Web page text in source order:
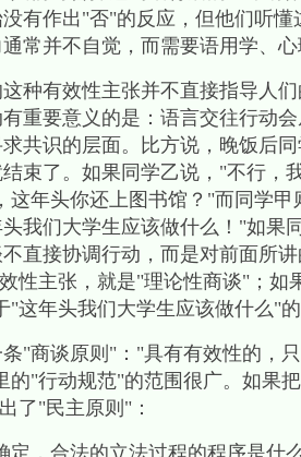
有作出"否"的反应，但他们听懂
常并不自觉，而需要语用学、
有效性主张并不直接指导人们
重要意义的是：语言交往行动
共识的层面。比方说，晚饭后
束了。如果同学乙说， "不行，
这年头你还上图书馆？ "而同学甲
我们大学生应该做什么！ "如果
直接协调行动，而是对前面所
性主张，就是"理论性商谈"；如
"这年头我们大学生应该做什么"
"商谈原则 "： "具有有效性的，
的"行动规范"的范围很广。如果
了"民主原则 "：
定，合法的立法过程的程序是什